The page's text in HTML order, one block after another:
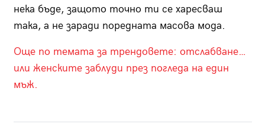
нека бъде, защото точно ти се харесваш
така, а не заради поредната масова мода.
Още по темата за трендовете: отслабване…
или женските заблуди през погледа на един
мъж.